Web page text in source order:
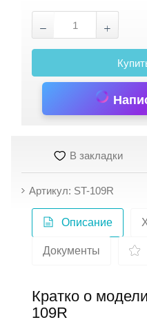
В закладки
Артикул: ST-109R
Описание
Документы
Кратко о
109R